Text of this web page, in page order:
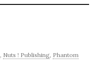
, Nuts ! Publishing, Phantom